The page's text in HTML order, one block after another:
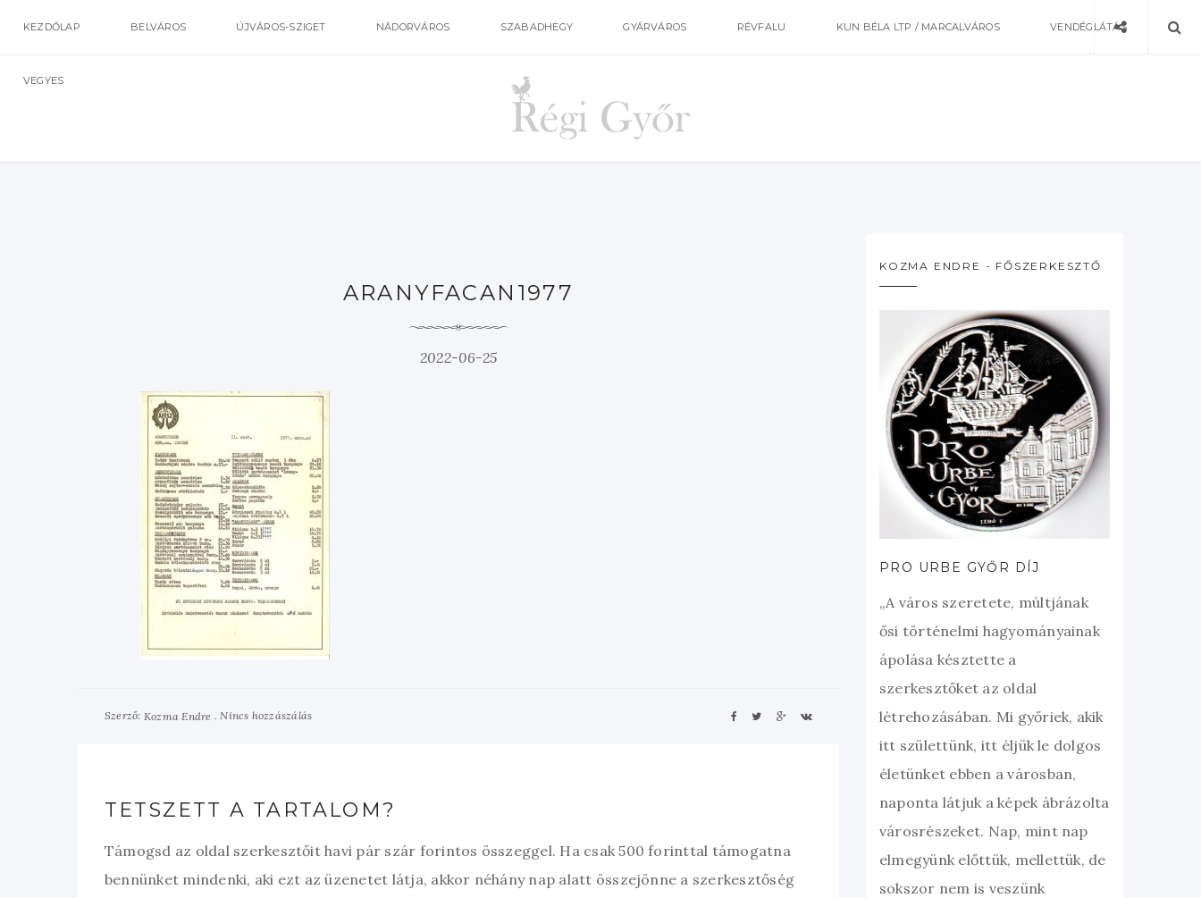
KEZDŐLAP BELVÁROS ÚJVÁROS-SZIGET NÁDORVÁROS SZABADHEGY GYÁRVÁROS RÉVFALU KUN BÉLA LTP / MARCALVÁROS VENDÉGLÁTÁS
VEGYES
ARANYFACAN1977
2022-06-25
Szerző: Kozma Endre Nincs hozzászálás
TETSZETT A TARTALOM?
Támogsd az oldal szerkesztőit havi pár szár forintos összeggel. Ha csak 500 forinttal támogatna
bennünket mindenki, aki ezt az üzenetet látja, akkor néhány nap alatt összejönne a szerkesztőség
KOZMA ENDRE - FŐSZERKESZTŐ
PRO URBE GYŐR DÍJ
„A város szeretete, múltjának
ősi történelmi hagyományainak
ápolása késztette a
szerkesztőket az oldal
létrehozásában. Mi győriek, akik
itt születtünk, itt éljük le dolgos
életünket ebben a városban,
naponta látjuk a képek ábrázolta
városrészeket. Nap, mint nap
elmegyünk előttük, mellettük, de
sokszor nem is veszünk